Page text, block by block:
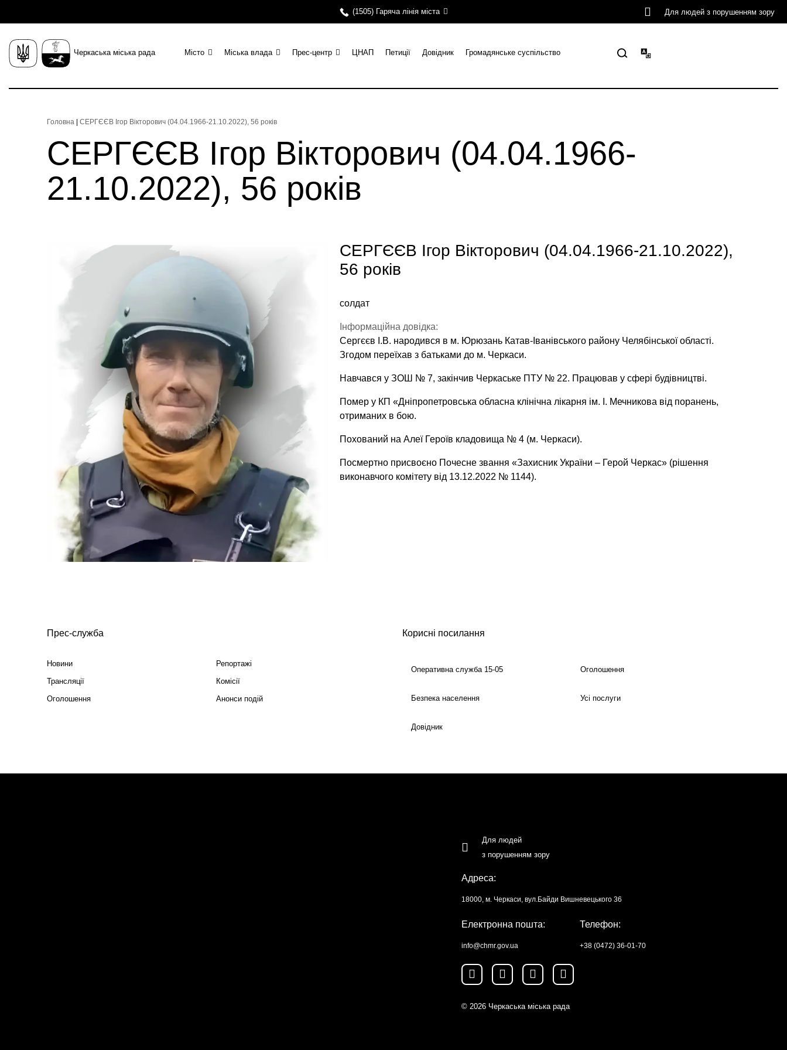
(1505) Гаряча лінія міста Для людей з порушенням зору
Черкаська міська рада Місто Міська влада Прес-центр ЦНАП Петиції Довідник Громадянське суспільство
Головна СЕРГЄЄВ Ігор Вікторович (04.04.1966-21.10.2022), 56 років
СЕРГЄЄВ Ігор Вікторович (04.04.1966-
21.10.2022), 56 років
СЕРГЄЄВ Ігор Вікторович (04.04.1966-21.10.2022),
56 років
солдат
Інформаційна довідка:
Сергєєв І.В. народився в м. Юрюзань Катав-Іванівського району Челябінської області.
Згодом переїхав з батьками до м. Черкаси.
Навчався у ЗОШ № 7, закінчив Черкаське ПТУ № 22. Працював у сфері будівництві.
Помер у КП «Дніпропетровська обласна клінічна лікарня ім. І. Мечникова від поранень,
отриманих в бою.
Похований на Алеї Героїв кладовища № 4 (м. Черкаси).
Посмертно присвоєно Почесне звання «Захисник України – Герой Черкас» (рішення
виконавчого комітету від 13.12.2022 № 1144).
Прес-служба
Новини
Репортажі
Трансляції
Комісії
Оголошення
Анонси подій
Корисні посилання
Оперативна служба 15-05 Оголошення
Безпека населення Усі послуги
Довідник
Для людей
з порушенням зору
Адреса:
18000, м. Черкаси, вул.Байди Вишневецького 36
Електронна пошта:
info@chmr.gov.ua
Телефон:
+38 (0472) 36-01-70
© 2026 Черкаська міська рада